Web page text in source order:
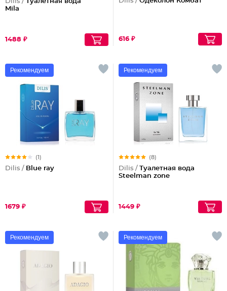
Mila
1488 ₽ 616 ₽
Рекомендуем
(1)
Dilis / Blue ray
1679 ₽
Рекомендуем
(8)
Dilis / Туалетная вода
Steelman zone
1449 ₽
Рекомендуем Рекомендуем